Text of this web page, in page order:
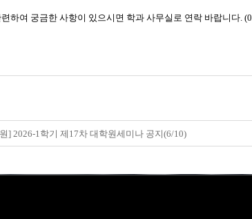
하여 궁금한 사항이 있으시면 학과 사무실로 연락 바랍니다.
] 2026-1학기 제17차 대학원세미나 공지(6/10)